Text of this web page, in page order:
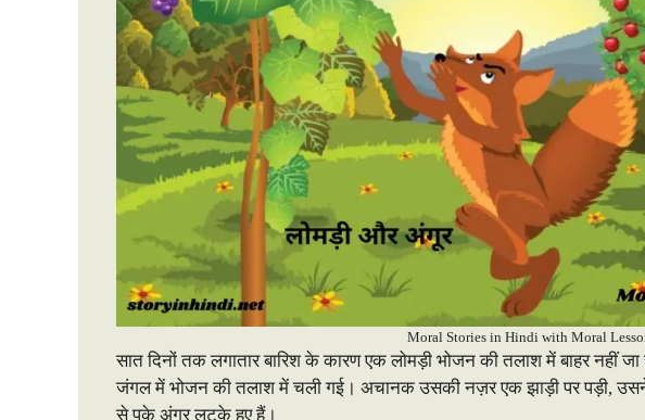
Moral Stories in Hindi with Moral
सात दिनों तक लगातार बारिश के कारण एक लोमड़ी भोजन की तलाश में बाहर नहीं
जंगल में भोजन की तलाश में चली गई। अचानक उसकी नज़र एक झाड़ी पर पड़ी,
से पके अंगूर लटके हुए हैं।